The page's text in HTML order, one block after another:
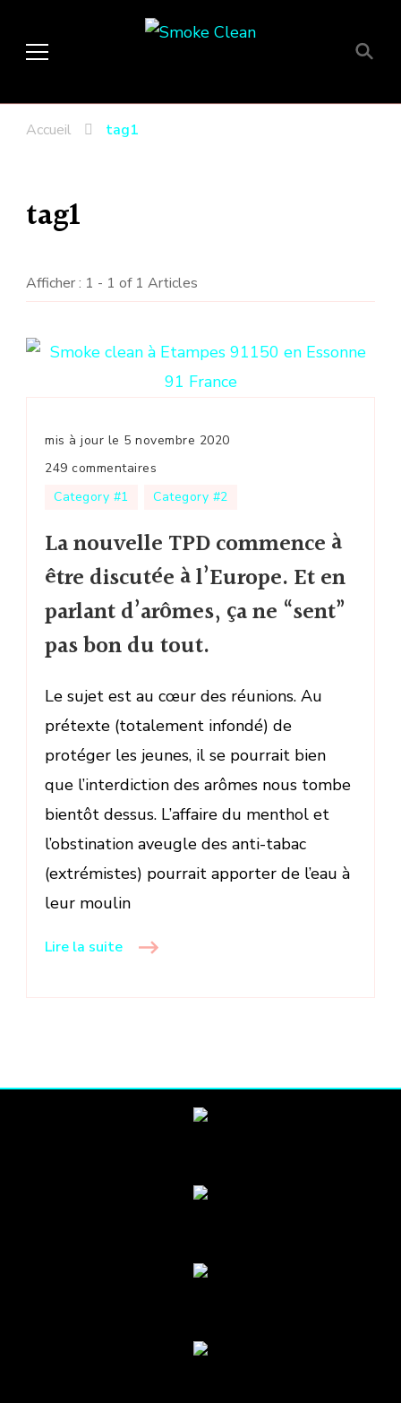
Smoke Clean
Accueil tag1
tag1
Afficher : 1 - 1 of 1 Articles
mis à jour le 5 novembre 2020
249 commentaires
La
TPD
commence
à
être
à
Et
en
parlant
ça
ne
“sent”
Category #1 Category #2
La nouvelle TPD commence à
être discutée à l’Europe. Et en
parlant d’arômes, ça ne “sent”
pas bon du tout.
Le sujet est au cœur des réunions. Au
prétexte (totalement infondé) de
protéger les jeunes, il se pourrait bien
que l’interdiction des arômes nous tombe
bientôt dessus. L’affaire du menthol et
l’obstination aveugle des anti-tabac
(extrémistes) pourrait apporter de l’eau à
leur moulin
Lire la suite